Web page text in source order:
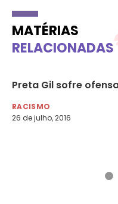
MATÉRIAS
RELACIONADAS
Preta Gil sofre
RACISMO
26 de julho, 2016